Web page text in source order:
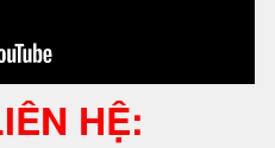
HỆ: